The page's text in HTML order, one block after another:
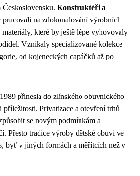
Konstruktéři a
pracovali na zdokonalování výrobních
které by ještě lépe vyhovovaly
Vznikaly specializované kolekce
od kojeneckých capáčků až po
přinesla do zlínského obuvnického
Privatizace a otevření trhů
se novým podmínkám a
Přesto tradice výroby dětské obuvi ve
byť v jiných formách a měřítcích než v